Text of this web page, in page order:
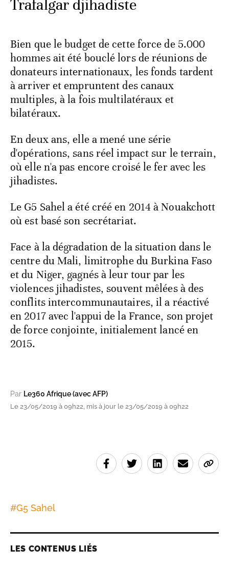
Trafalgar djihadiste
Bien que le budget de cette force de 5.000
hommes ait été bouclé lors de réunions de
donateurs internationaux, les fonds tardent
à arriver et empruntent des canaux
multiples, à la fois multilatéraux et
bilatéraux.
En deux ans, elle a mené une série
d'opérations, sans réel impact sur le terrain,
où elle n'a pas encore croisé le fer avec les
jihadistes.
Le G5 Sahel a été créé en 2014 à Nouakchott
où est basé son secrétariat.
Face à la dégradation de la situation dans le
centre du Mali, limitrophe du Burkina Faso
et du Niger, gagnés à leur tour par les
violences jihadistes, souvent mêlées à des
conflits intercommunautaires, il a réactivé
en 2017 avec l'appui de la France, son projet
de force conjointe, initialement lancé en
2015.
Par Le360 Afrique (avec AFP)
Le 23/05/2019 à 09h22, mis à jour le 23/05/2019 à 09h22
#G5 Sahel
LES CONTENUS LIÉS